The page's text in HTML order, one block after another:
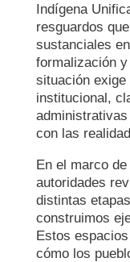
Indígena
resguardos
sustanciales
formalización
situación
institucional,
con las
En el marco
autoridades
distintas
construimos
Estos
cómo los